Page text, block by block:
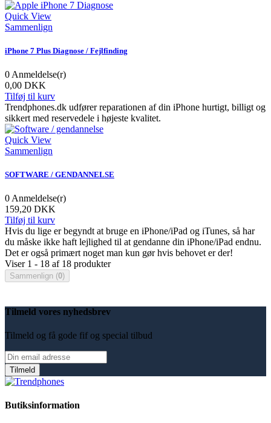
Quick View
Sammenlign
iPhone 7 Plus Diagnose / Fejlfinding
0 Anmeldelse(r)
0,00 DKK
Tilføj til kurv
Trendphones.dk udfører reparationen af din iPhone hurtigt, billigt og
sikkert med reservedele i højeste kvalitet.
Quick View
Sammenlign
SOFTWARE / GENDANNELSE
0 Anmeldelse(r)
159,20 DKK
Tilføj til kurv
Hvis du lige er begyndt at bruge en iPhone/iPad og iTunes, så har
du måske ikke haft lejlighed til at gendanne din iPhone/iPad endnu.
Det er også primært noget man kun gør hvis behovet er der!
Viser 1 - 18 af 18 produkter
Sammenlign (0)
Tilmeld vores nyhedsbrev
Tilmeld og få gode fif og special tilbud
Butiksinformation